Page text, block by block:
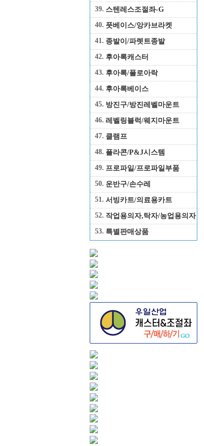
39. 스텐레스조절좌-G
40. 풋베이스/앙카브라켓
41. 종발이/파렛트종발
42. 후아록캐스터
43. 후아록/플로아락
44. 후아록베이스
45. 방진구/방진레벨마운트
46. 레벨링블럭/웨지마운트
47. 클램프
48. 플라콘/P&J시스템
49. 프로파일/프로파일부품
50. 운반구/손수레
51. 서빙카트/의료용카트
52. 작업용의자,탁자/농업용의자
53. 특별판매상품